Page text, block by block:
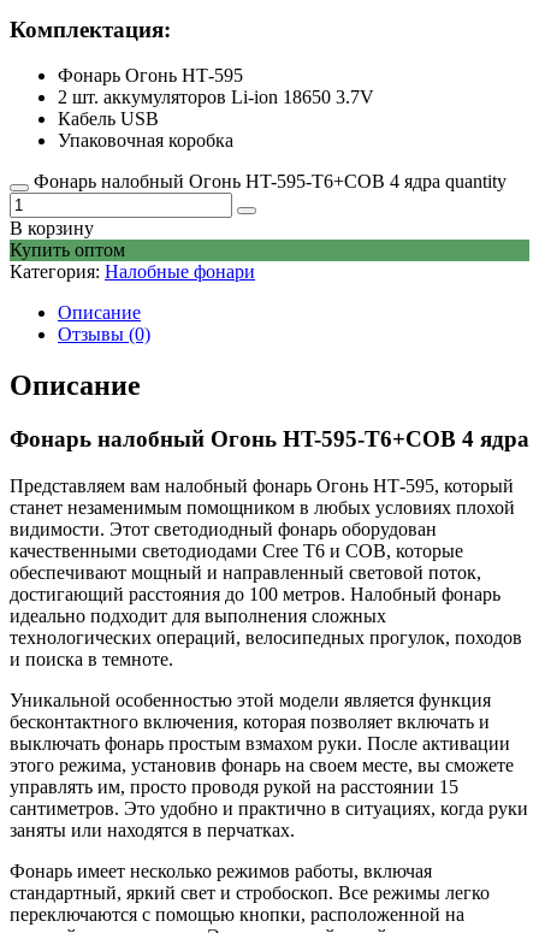
Комплектация:
Фонарь Огонь НТ-595
2 шт. аккумуляторов Li-ion 18650 3.7V
Кабель USB
Упаковочная коробка
Фонарь налобный Огонь HT-595-T6+COB 4 ядра quantity
В корзину
Купить оптом
Категория: Налобные фонари
Описание
Отзывы (0)
Описание
Фонарь налобный Огонь HT-595-T6+COB 4 ядра
Представляем вам налобный фонарь Огонь НТ-595, который
станет незаменимым помощником в любых условиях плохой
видимости. Этот светодиодный фонарь оборудован
качественными светодиодами Cree T6 и COB, которые
обеспечивают мощный и направленный световой поток,
достигающий расстояния до 100 метров. Налобный фонарь
идеально подходит для выполнения сложных
технологических операций, велосипедных прогулок, походов
и поиска в темноте.
Уникальной особенностью этой модели является функция
бесконтактного включения, которая позволяет включать и
выключать фонарь простым взмахом руки. После активации
этого режима, установив фонарь на своем месте, вы сможете
управлять им, просто проводя рукой на расстоянии 15
сантиметров. Это удобно и практично в ситуациях, когда руки
заняты или находятся в перчатках.
Фонарь имеет несколько режимов работы, включая
стандартный, яркий свет и стробоскоп. Все режимы легко
переключаются с помощью кнопки, расположенной на